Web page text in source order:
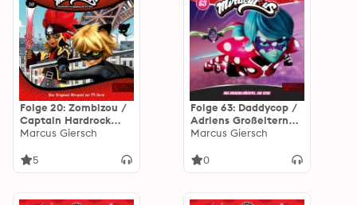
Folge 20: Zombizou /
Captain Hardrock
(Das Original-Hörspiel
Marcus Giersch
5
Folge 63: Daddycop /
Adriens Großeltern
(Das Original-Hörspiel
Marcus Giersch
0